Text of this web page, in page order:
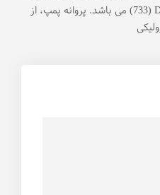
733) DIN24255) می باشد. پروانه پمپ، از